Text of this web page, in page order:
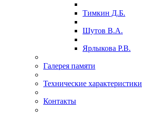
Тимкин Д.Б.
Шутов В.А.
Ярлыкова Р.В.
Галерея памяти
Технические характеристики
Контакты